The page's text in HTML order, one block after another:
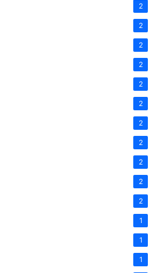
2
2
2
2
2
2
2
2
2
2
2
1
1
1